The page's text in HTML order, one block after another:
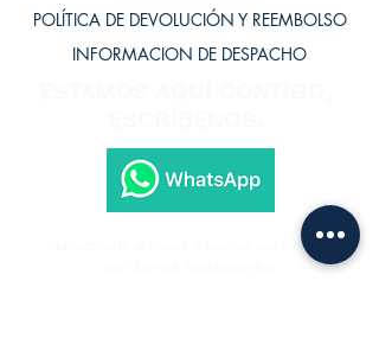
POLÍTICA DE DEVOLUCIÓN Y REEMBOLSO
INFORMACION DE DESPACHO
Subscríbete a nuestra página para recibir